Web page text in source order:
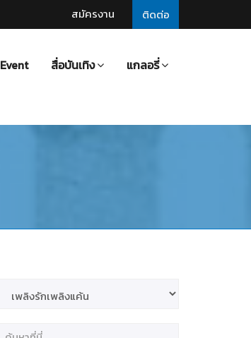
ติดต่อ
สมัครงาน
Event สื่อบันเทิง แกลอรี่